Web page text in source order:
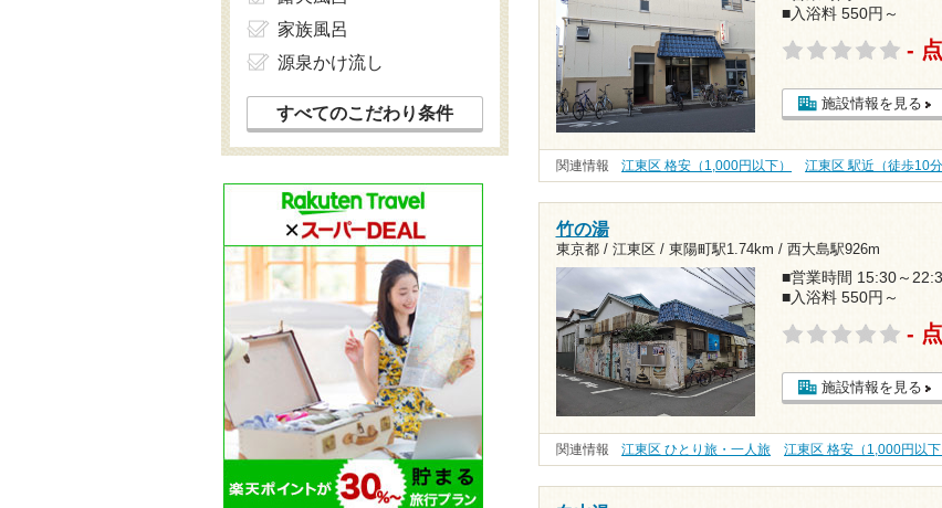
■入浴料 550円～
- 点
施設情報を見る
関連情報 江東区 格安（1,000円以下） 江東区 駅近（徒歩10分
竹の湯
東京都 / 江東区 / 東陽町駅1.74km / 西大島駅926m
■営業時間 15:30～
■入浴料 550円～
- 点
施設情報を見る
関連情報 江東区 ひとり旅・一人旅 江東区 格安（1,000円以下
家族風呂
源泉かけ流し
すべてのこだわり条件